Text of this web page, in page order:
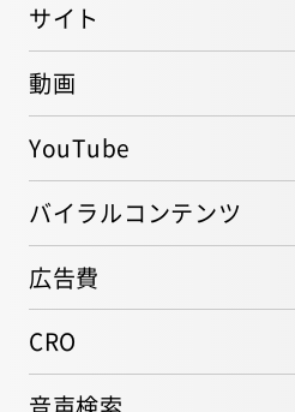
サイト
動画
YouTube
バイラルコンテンツ
広告費
CRO